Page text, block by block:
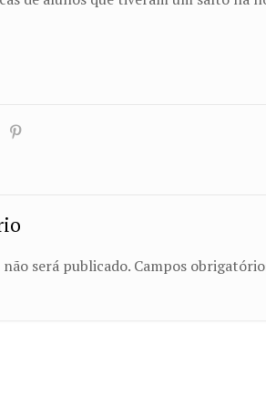
será publicado. Campos